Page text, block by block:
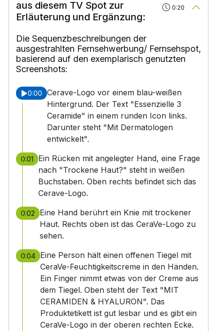
aus diesem TV Spot zur
Erläuterung und Ergänzung:
0:20
Die Sequenzbeschreibungen der
ausgestrahlten Fernsehwerbung/ Fernsehspot,
basierend auf den exemplarisch genutzten
Screenshots:
0:00
Cerave-Logo vor einem blau-weißen
Hintergrund. Der Text "Essenzielle 3
Ceramide" in einem runden Icon links.
Darunter steht "Mit Dermatologen
entwickelt".
0:01
Ein Rücken mit angelegter Hand, eine Frage
nach "Trockene Haut?" steht in weißen
Buchstaben. Oben rechts befindet sich das
Cerave-Logo.
0:02
Eine Hand berührt ein Knie mit trockener
Haut. Rechts oben ist das CeraVe-Logo zu
sehen.
0:04 Eine Person hält einen offenen Tiegel mit
CeraVe-Feuchtigkeitscreme in den Händen.
Ein Finger nimmt etwas von der Creme aus
dem Tiegel. Oben steht der Text "MIT
CERAMIDEN & HYALURON". Das
Produktetikett ist gut lesbar und es gibt ein
CeraVe-Logo in der oberen rechten Ecke.